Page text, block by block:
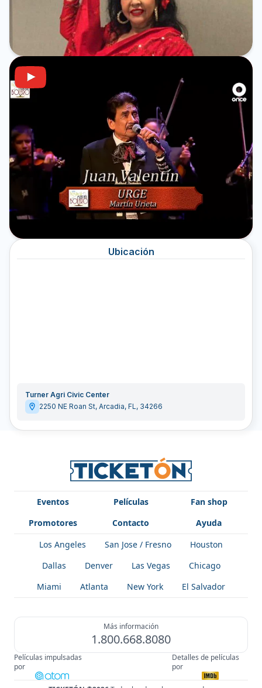
Ubicación
Turner Agri Civic Center
2250 NE Roan St, Arcadia, FL , 34266
Eventos Películas
Fan shop
Promotores
Contacto
Ayuda
Los Angeles
San Jose / Fresno
Houston
Dallas
Denver Las Vegas
Chicago
Miami
Atlanta New York El Salvador
Más información
1.800.668.8080
Películas impulsadas
por
Detalles de películas
por